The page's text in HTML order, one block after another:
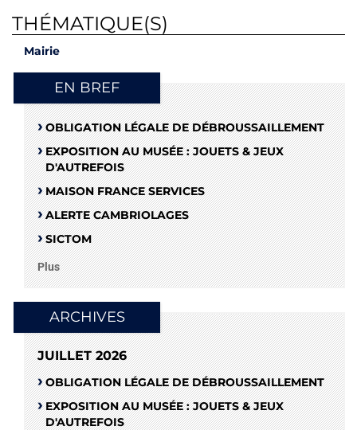
THÉMATIQUE(S)
Mairie
EN BREF
OBLIGATION LÉGALE DE DÉBROUSSAILLEMENT
EXPOSITION AU MUSÉE : JOUETS & JEUX
D'AUTREFOIS
MAISON FRANCE SERVICES
ALERTE CAMBRIOLAGES
SICTOM
Plus
ARCHIVES
JUILLET 2026
OBLIGATION LÉGALE DE DÉBROUSSAILLEMENT
EXPOSITION AU MUSÉE : JOUETS & JEUX
D'AUTREFOIS